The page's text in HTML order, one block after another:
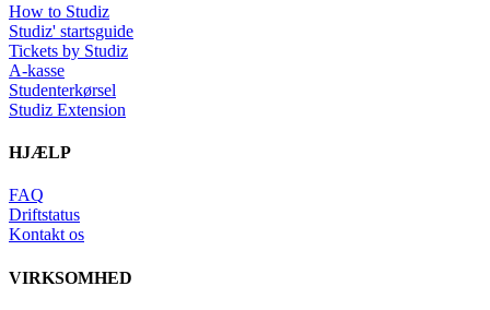
How to Studiz
Studiz' startsguide
Tickets by Studiz
A-kasse
Studenterkørsel
Studiz Extension
HJÆLP
FAQ
Driftstatus
Kontakt os
VIRKSOMHED